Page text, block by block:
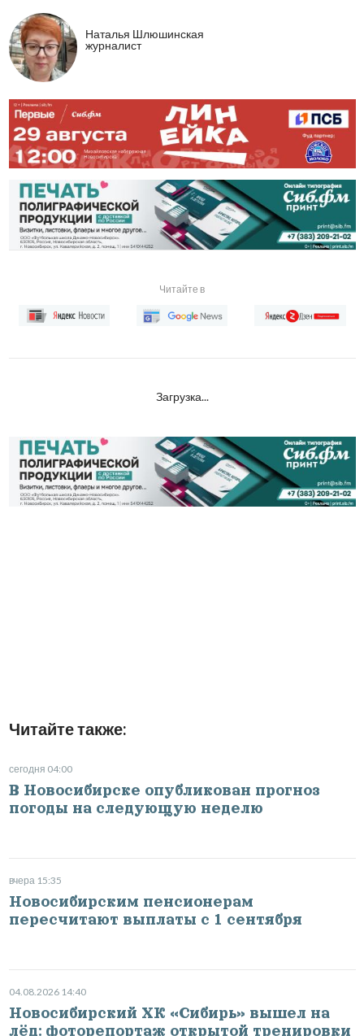
Наталья Шлюшинская
журналист
Читайте в
Загрузка...
Читайте также:
сегодня 04:00
В Новосибирске опубликован прогноз
погоды на следующую неделю
вчера 15:35
Новосибирским пенсионерам
пересчитают выплаты с 1 сентября
04.08.2026 14:40
Новосибирский ХК «Сибирь» вышел на
лёд: фоторепортаж открытой тренировки